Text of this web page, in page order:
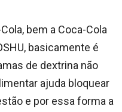
bem a Coca-Cola
basicamente é
de dextrina não
ajuda bloquear
e por essa forma a